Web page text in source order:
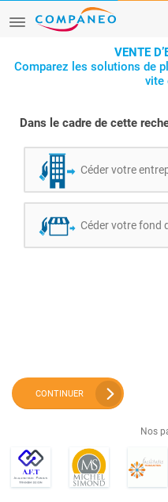
VENTE
Comparez les solutions de
vite
Dans le cadre de cette
Céder votre
Céder votre fond
CONTINUER
Nos